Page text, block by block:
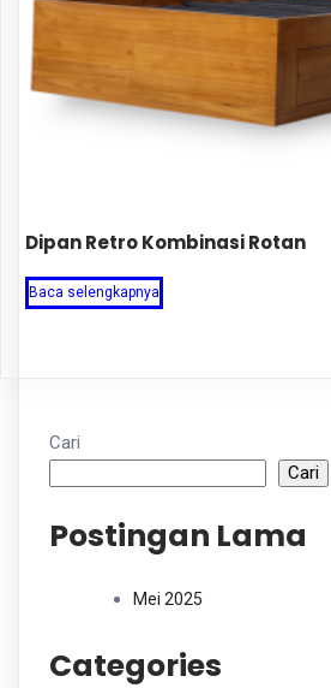
Dipan Retro Kombinasi Rotan
Baca selengkapnya
Cari
Cari
Postingan Lama
Mei 2025
Categories